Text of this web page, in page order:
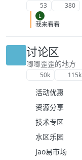
53 380
L
我来看看
讨论区
唧唧歪歪的地方
50k 115k
活动优惠
资源分享
技术专区
水区乐园
Jao易市场